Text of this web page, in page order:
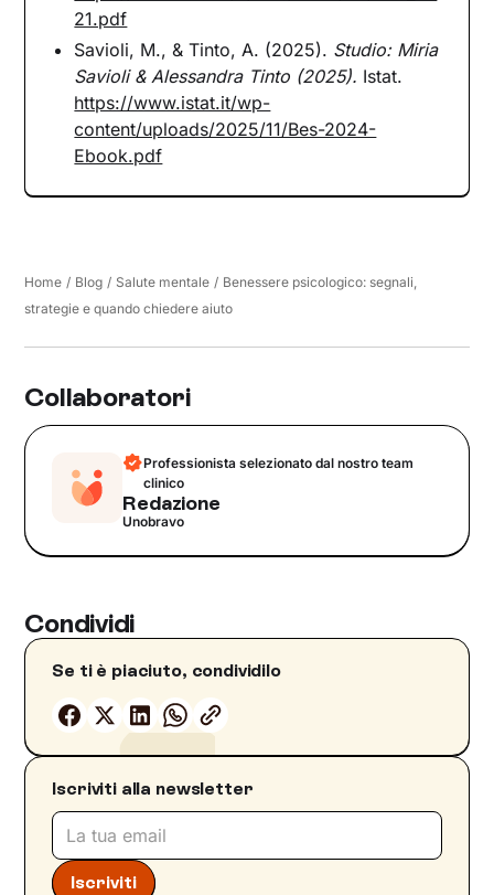
21.pdf
Savioli, M., & Tinto, A. (2025). Studio: Miria
Savioli & Alessandra Tinto (2025). Istat.
https://www.istat.it/wp-
content/uploads/2025/11/Bes-2024-
Ebook.pdf
Home / Blog / Salute mentale / Benessere psicologico: segnali,
strategie e quando chiedere aiuto
Collaboratori
Professionista selezionato dal nostro team
clinico
Redazione
Unobravo
Condividi
Se ti è piaciuto, condividilo
Iscriviti alla newsletter